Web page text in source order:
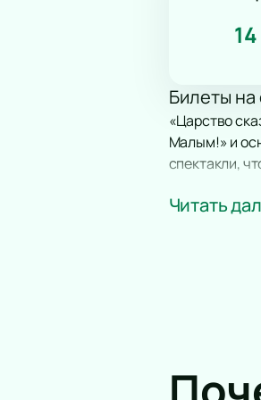
Билеты на
«Царство
Малым!» и
спектакли,
Сюжет
Читать